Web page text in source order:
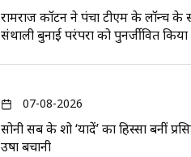
रामराज कॉटन ने पंचा टीएम के लॉन्च के
संथाली बुनाई परंपरा को पुनर्जीवित किया
07-08-2026
सोनी सब के शो ‘यादें’ का हिस्सा बनीं
उषा बचानी